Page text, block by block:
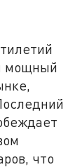
мощный
что